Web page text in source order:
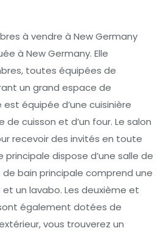
à vendre à New Germany
à New Germany. Elle
toutes équipées de
un grand espace de
équipée d’une cuisinière
de cuisson et d’un four. Le salon
recevoir des invités en toute
principale dispose d’une salle de
de bain principale comprend une
un lavabo. Les deuxième et
également dotées de
vous trouverez un